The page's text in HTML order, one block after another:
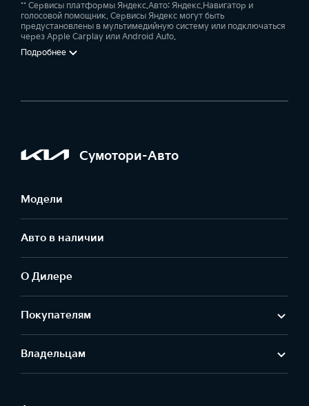
** Сервисы платформы Яндекс.Авто: Яндекс.Навигатор и
голосовой помощник. Сервисы Яндекс могут быть
предустановлены в мультимедийную систему или подключаться
через Apple Carplay или Android Auto.
Подробнее
Сумотори-Авто
Модели
Авто в наличии
О Дилере
Покупателям
Владельцам